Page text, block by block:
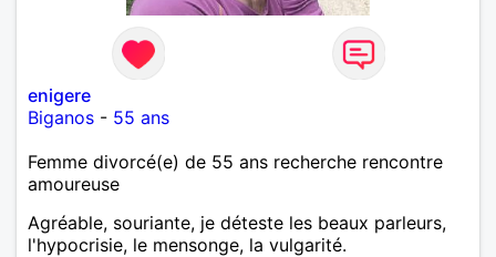
enigere
Biganos - 55 ans
Femme divorcé(e) de 55 ans recherche rencontre
amoureuse
Agréable, souriante, je déteste les beaux parleurs,
l'hypocrisie, le mensonge, la vulgarité.